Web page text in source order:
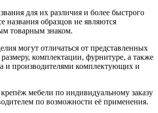
для их различия и более быстрого
названия образцов не являются
товарным знаком.
могут отличаться от представленных
комплектации, фурнитуре, а также
и производителями комплектующих и
мебели по индивидуальному заказу
по возможности её применения.